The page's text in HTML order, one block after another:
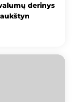
derinys